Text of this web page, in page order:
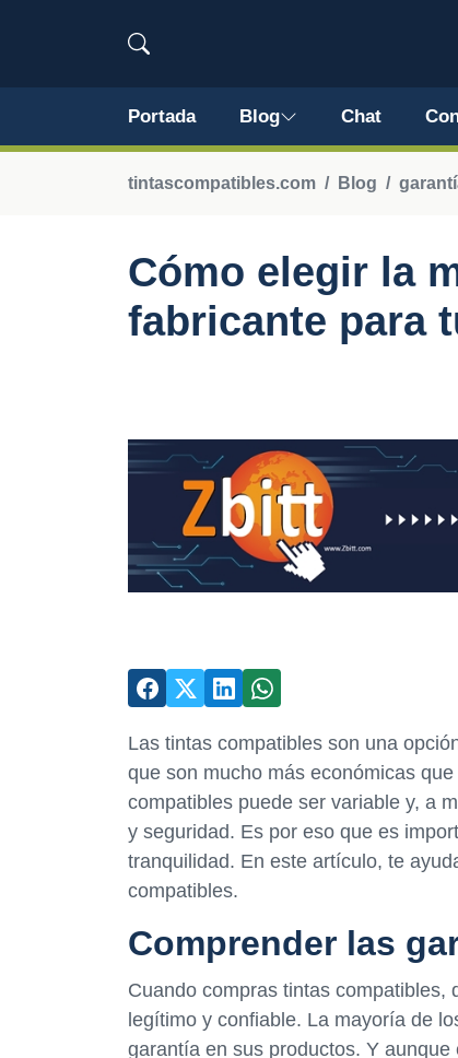
Portada Blog Chat
tintascompatibles.com Blog
Cómo elegir la
fabricante para
Las tintas compatibles son una
que son mucho más económicas
compatibles puede ser variable y, a
y seguridad. Es por eso que es
tranquilidad. En este artículo, te
compatibles.
Comprender las
Cuando compras tintas compatibles,
legítimo y confiable. La mayoría de
garantía en sus productos. Y